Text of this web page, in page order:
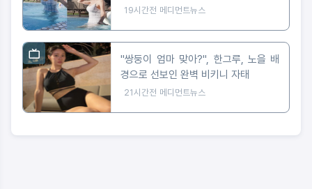
19시간전 메디먼트뉴스
"쌍둥이 엄마 맞아?", 한그루, 노을 배
경으로 선보인 완벽 비키니 자태
21시간전 메디먼트뉴스